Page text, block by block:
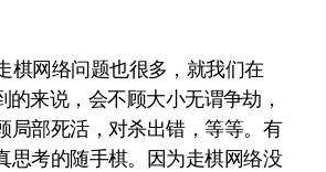
棋网络问题也很多，就我们在
的来说，会不顾大小无谓争劫，
局部死活，对杀出错，等等。有
思考的随手棋。因为走棋网络没